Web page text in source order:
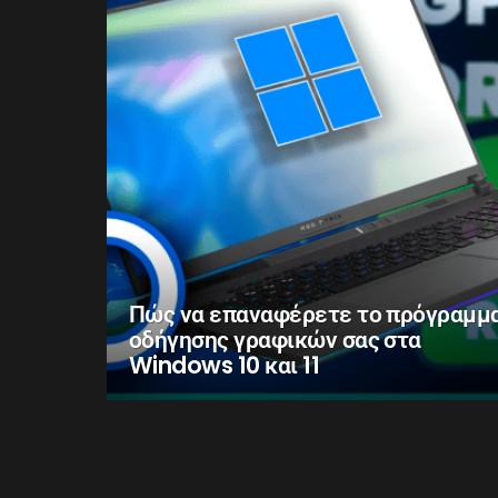
Πώς να επαναφέρετε το
οδήγησης γραφικών σας στα
Windows 10 και 11